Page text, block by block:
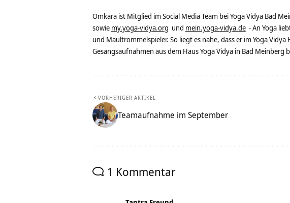
Omkara ist Mitglied im Social Media Team bei Yoga Vidya Bad
sowie my.yoga-vidya.org und mein.yoga-vidya.de - An Yoga
und Maultrommelspieler. So liegt es nahe, dass er im Yoga
Gesangsaufnahmen aus dem Haus Yoga Vidya in Bad Meinberg
VORHERIGER ARTIKEL
Teamaufnahme im September
1 Kommentar